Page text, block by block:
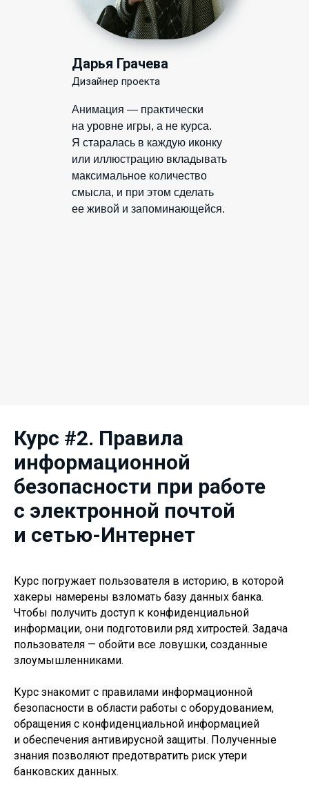
Анимация — практически
на уровне игры, а не курса.
Я старалась в каждую иконку
или иллюстрацию вкладывать
максимальное количество
смысла, и при этом сделать
ее живой и запоминающейся.
Дарья Грачева
Дизайнер проекта
Курс #2. Правила
информационной
безопасности при работе
с электронной почтой
и сетью-Интернет
Курс погружает пользователя в историю, в которой
хакеры намерены взломать базу данных банка.
Чтобы получить доступ к конфиденциальной
информации, они подготовили ряд хитростей. Задача
пользователя — обойти все ловушки, созданные
злоумышленниками.
Курс знакомит с правилами информационной
безопасности в области работы с оборудованием,
обращения с конфиденциальной информацией
и обеспечения антивирусной защиты. Полученные
знания позволяют предотвратить риск утери
банковских данных.